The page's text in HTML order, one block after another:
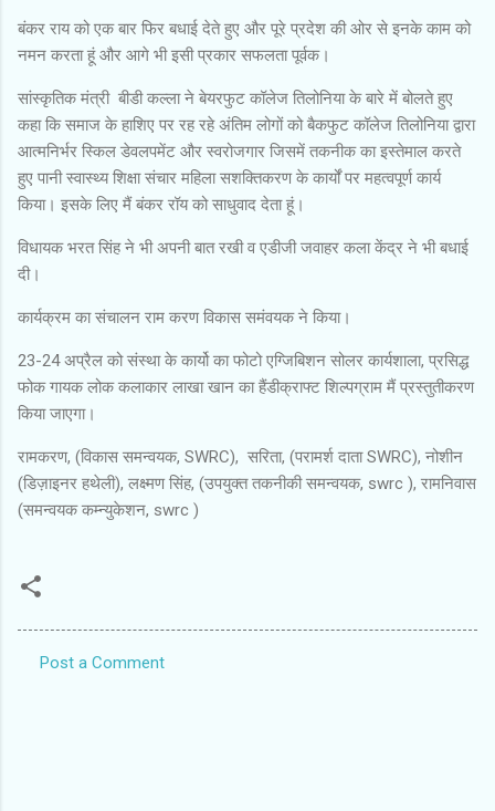
बंकर राय को एक बार फिर बधाई देते हुए और पूरे प्रदेश की ओर से इनके काम को
नमन करता हूं और आगे भी इसी प्रकार सफलता पूर्वक।
सांस्कृतिक मंत्री बीडी कल्ला ने बेयरफुट कॉलेज तिलोनिया के बारे में बोलते हुए
कहा कि समाज के हाशिए पर रह रहे अंतिम लोगों को बैकफुट कॉलेज तिलोनिया द्वारा
आत्मनिर्भर स्किल डेवलपमेंट और स्वरोजगार जिसमें तकनीक का इस्तेमाल करते
हुए पानी स्वास्थ्य शिक्षा संचार महिला सशक्तिकरण के कार्यों पर महत्वपूर्ण कार्य
किया। इसके लिए मैं बंकर रॉय को साधुवाद देता हूं।
विधायक भरत सिंह ने भी अपनी बात रखी व एडीजी जवाहर कला केंद्र ने भी बधाई
दी।
कार्यक्रम का संचालन राम करण विकास समंवयक ने किया।
23-24 अप्रैल को संस्था के कार्यो का फोटो एग्जिबिशन सोलर कार्यशाला, प्रसिद्ध
फोक गायक लोक कलाकार लाखा खान का हैंडीक्राफ्ट शिल्पग्राम मैं प्रस्तुतीकरण
किया जाएगा।
रामकरण, (विकास समन्वयक, SWRC), सरिता, (परामर्श दाता SWRC), नोशीन
(डिज़ाइनर हथेली), लक्ष्मण सिंह, (उपयुक्त तकनीकी समन्वयक, swrc ), रामनिवास
(समन्वयक कम्न्युकेशन, swrc )
Post a Comment